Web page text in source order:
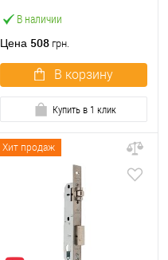
В наличии
тех.упаковки.без отв.
Цена 508 грн.
В корзину
Купить в 1 клик
Хит продаж